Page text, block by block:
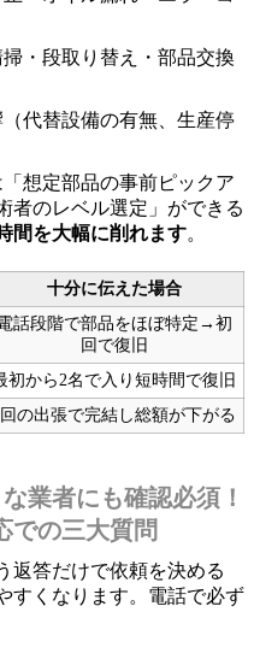
・段取り替え・部品交換
代替設備の有無、生産停
想定部品の事前ピックア
者のレベル選定」ができる
間を大幅に削れます。
十分に伝えた場合
話段階で部品をほぼ特定→初
回で復旧
初から2名で入り短時間で復旧
の出張で完結し総額が下がる
業者にも確認必須！
での三大質問
返答だけで依頼を決める
すくなります。電話で必ず